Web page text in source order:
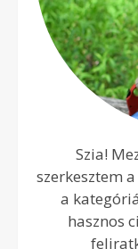
Szia!
szerkesztem
a
hasznos